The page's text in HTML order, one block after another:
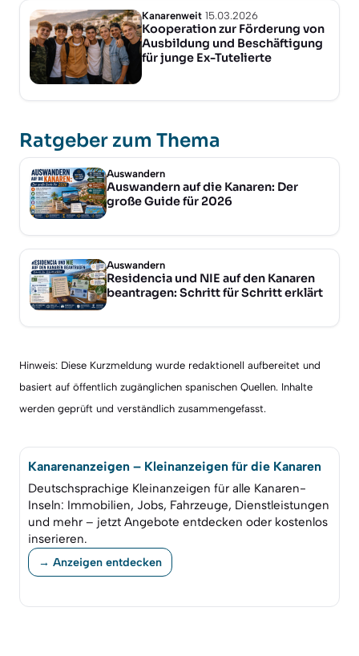
Kanarenweit 15.03.2026
Kooperation zur Förderung von
Ausbildung und Beschäftigung
für junge Ex-Tutelierte
Ratgeber zum Thema
Auswandern
Auswandern auf die Kanaren: Der
große Guide für 2026
Auswandern
Residencia und NIE auf den Kanaren
beantragen: Schritt für Schritt erklärt
Hinweis: Diese Kurzmeldung wurde redaktionell aufbereitet und
basiert auf öffentlich zugänglichen spanischen Quellen. Inhalte
werden geprüft und verständlich zusammengefasst.
Kanarenanzeigen – Kleinanzeigen für die Kanaren
Deutschsprachige Kleinanzeigen für alle Kanaren-
Inseln: Immobilien, Jobs, Fahrzeuge, Dienstleistungen
und mehr – jetzt Angebote entdecken oder kostenlos
inserieren.
→ Anzeigen entdecken